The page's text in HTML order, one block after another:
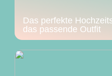
Das perfekte
das passende Outfit